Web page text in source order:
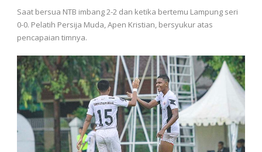
Saat bersua NTB imbang 2-2 dan ketika bertemu Lampung seri
0-0. Pelatih Persija Muda, Apen Kristian, bersyukur atas
pencapaian timnya.